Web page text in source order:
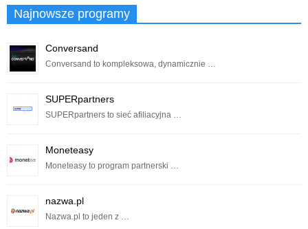
Najnowsze programy
Conversand
Conversand to kompleksowa, dynamicznie …
SUPERpartners
SUPERpartners to sieć afiliacyjna …
Moneteasy
Moneteasy to program partnerski …
nazwa.pl
Nazwa.pl to jeden z …